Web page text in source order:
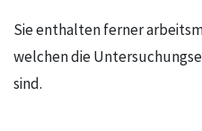
Sie enthalten ferner
welchen die
sind.